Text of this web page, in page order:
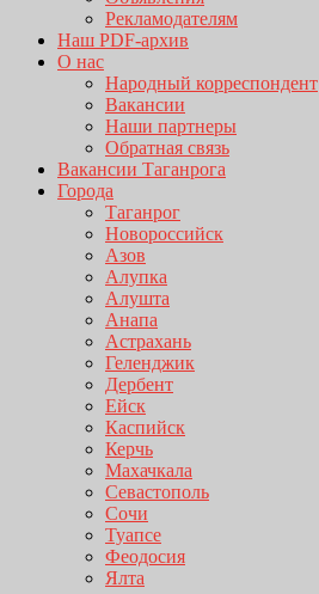
Рекламодателям
Наш PDF-архив
О нас
Народный корреспондент
Вакансии
Наши партнеры
Обратная связь
Вакансии Таганрога
Города
Таганрог
Новороссийск
Азов
Алупка
Алушта
Анапа
Астрахань
Геленджик
Дербент
Ейск
Каспийск
Керчь
Махачкала
Севастополь
Сочи
Туапсе
Феодосия
Ялта